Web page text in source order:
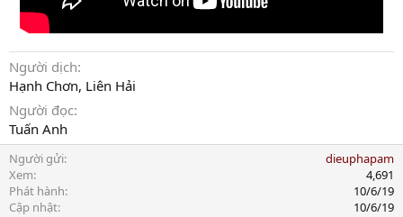
Người dịch
Hạnh Chơn, Liên Hải
Người đọc
Tuấn Anh
Người gửi
dieuphapam
Xem
4,691
Phát hành
10/6/19
Cập nhật
10/6/19